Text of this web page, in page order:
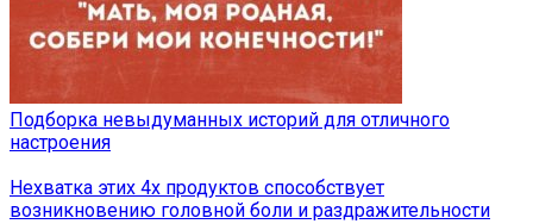
Подборка невыдуманных историй для отличного
настроения
Нехватка этих 4х продуктов способствует
возникновению головной боли и раздражительности